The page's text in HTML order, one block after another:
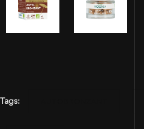
Tags: